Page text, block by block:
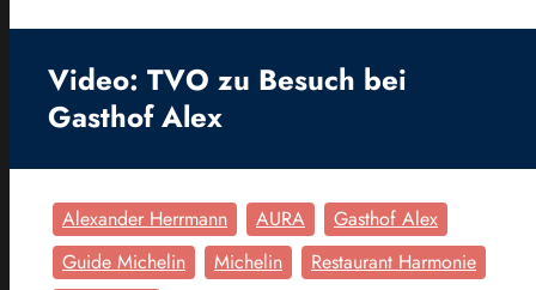
Video: TVO zu Besuch bei
Gasthof Alex
Alexander Herrmann AURA
Gasthof Alex
Guide Michelin
Michelin
Restaurant Harmonie